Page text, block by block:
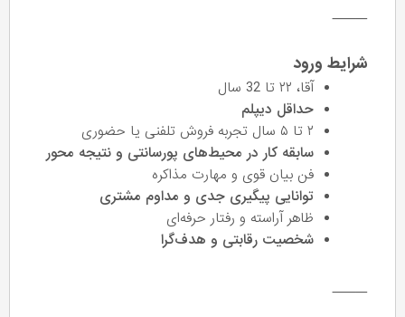
⸻
شرایط ورود
آقا، ۲۲ تا 32 سال
حداقل دیپلم
۲ تا ۵ سال تجربه فروش تلفنی یا حضوری
سابقه کار در محیط‌های پورسانتی و نتیجه‌ محور
فن بیان قوی و مهارت مذاکره
توانایی پیگیری جدی و مداوم مشتری
ظاهر آراسته و رفتار حرفه‌ای
شخصیت رقابتی و هدف‌گرا
⸻